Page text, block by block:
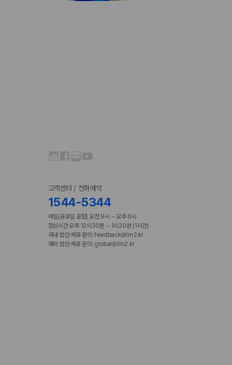
고객센터 / 전화예약
1544-5344
매일(공휴일 포함) 오전 9시 ~ 오후 6시
점심시간 오후 12시30분 ~ 1시30분 (1시간)
국내 법인·제휴 문의: feedback@tm2.kr
해외 법인·제휴 문의: global@tm2.kr